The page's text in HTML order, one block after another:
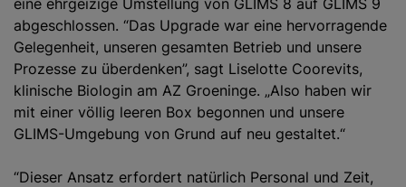
eine ehrgeizige Umstellung von GLIMS 8 auf GLIMS 9
abgeschlossen. “Das Upgrade war eine hervorragende
Gelegenheit, unseren gesamten Betrieb und unsere
Prozesse zu überdenken”, sagt Liselotte Coorevits,
klinische Biologin am AZ Groeninge. „Also haben wir
mit einer völlig leeren Box begonnen und unsere
GLIMS-Umgebung von Grund auf neu gestaltet.“
“Dieser Ansatz erfordert natürlich Personal und Zeit,